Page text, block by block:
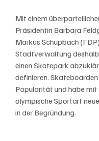
Mit einem
Präsidentin Barbara
Markus Schüpbach
Stadtverwaltung
einen Skatepark
definieren.
Popularität und habe mit
olympische Sportart
in der Begründung.